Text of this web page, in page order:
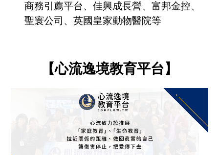
商務引薦平台、佳興成長營、富邦金控、
聖寰公司、英國皇家動物醫院等
【心流逸境教育平台】